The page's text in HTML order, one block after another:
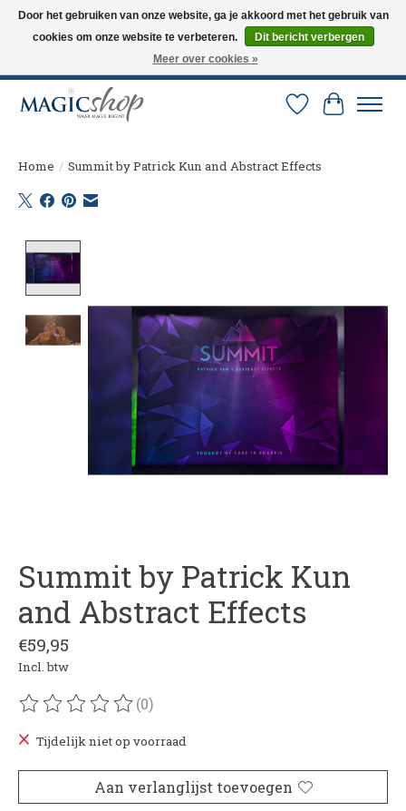
Altijd de nieuwste trucs op voorraad. Snelle verzending via PostNL en DHL.
Langskomen in onze winkel? Bel of mail om een afspraak te maken. 0251-
Verlanglijst
Home / Summit by Patrick Kun and Abstract Effects
Summit by Patrick Kun
and Abstract Effects
€59,95
Incl. btw
De beoordeling van dit product is
(0)
Tijdelijk niet op voorraad
Aan verlanglijst toevoegen
Door het gebruiken van onze website, ga je akkoord met het gebruik van
cookies om onze website te verbeteren.
Dit bericht verbergen
Meer over cookies »